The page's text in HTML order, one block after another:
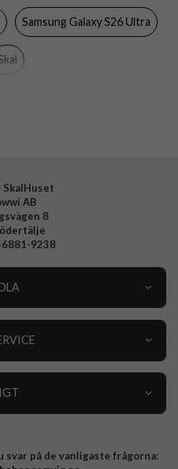
Grön
(PC), Mjukplast (TPU)
Urban Armor Gear (UAG)
Samsung Galaxy S26 Ultra
SkalHuset
AB
8
9238
på de vanligaste frågorna: